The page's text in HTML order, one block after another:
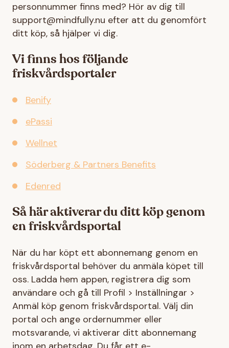
personnummer finns med? Hör av dig till
support@mindfully.nu efter att du genomfört
ditt köp, så hjälper vi dig.
Vi finns hos följande
friskvårdsportaler
Benify
ePassi
Wellnet
Söderberg & Partners Benefits
Edenred
Så här aktiverar du ditt köp genom
en friskvårdsportal
När du har köpt ett abonnemang genom en
friskvårdsportal behöver du anmäla köpet till
oss. Ladda hem appen, registrera dig som
användare och gå till Profil > Inställningar >
Anmäl köp genom friskvårdsportal. Välj din
portal och ange ordernummer eller
motsvarande, vi aktiverar ditt abonnemang